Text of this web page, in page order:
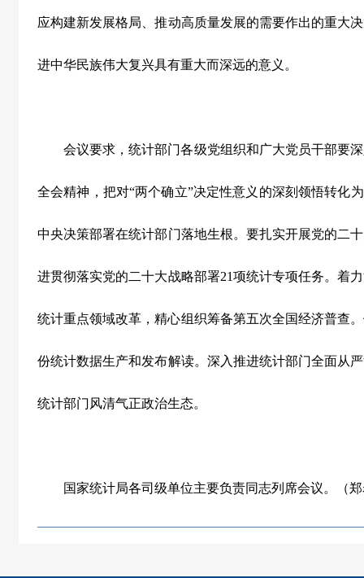
应构建新发展格局、推动高质量发展的需要作出的重大
进中华民族伟大复兴具有重大而深远的意义。
会议要求，统计部门各级党组织和广大党员干部要
全会精神，把对“两个确立”决定性意义的深刻领悟转化
中央决策部署在统计部门落地生根。要扎实开展党的二
进贯彻落实党的二十大战略部署21项统计专项任务。着
统计重点领域改革，精心组织筹备第五次全国经济普查
份统计数据生产和发布解读。深入推进统计部门全面从
统计部门风清气正政治生态。
国家统计局各司级单位主要负责同志列席会议。（